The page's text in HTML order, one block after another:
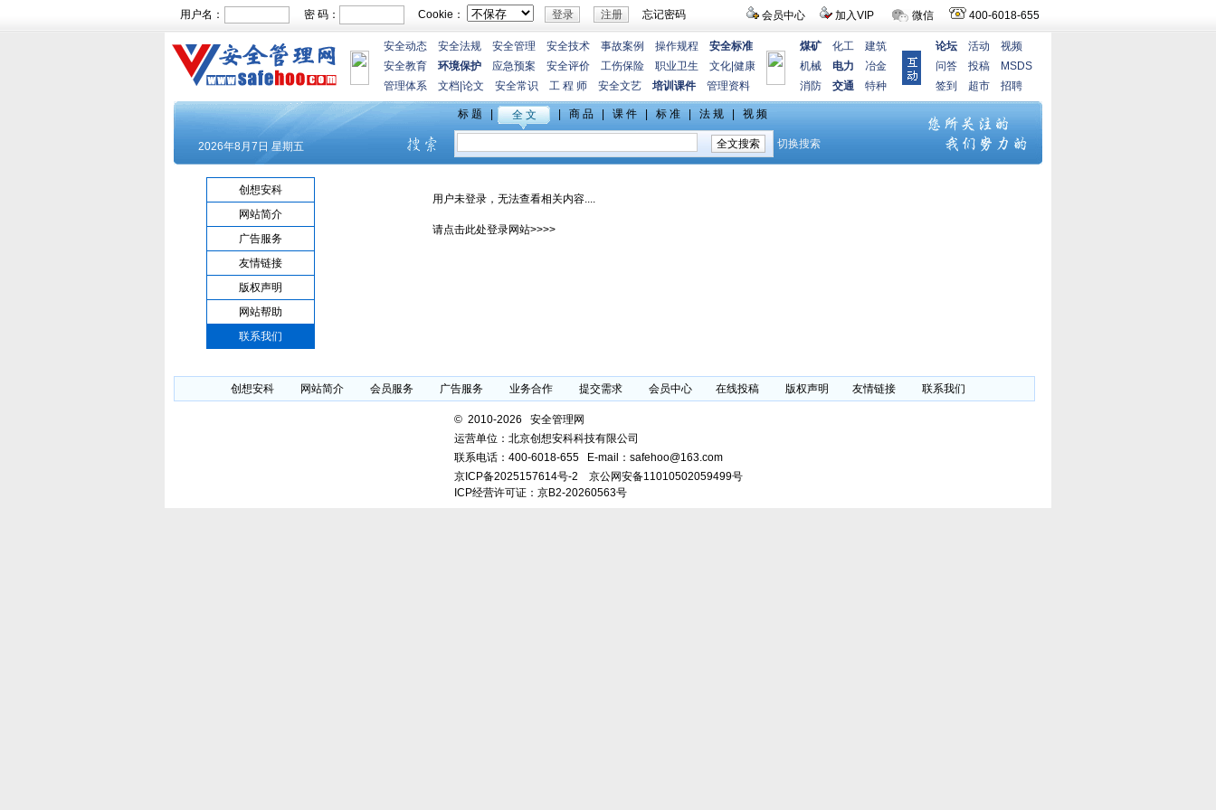
会员中心 加入VIP 微信 400-6018-655
用户名： 密 码： Cookie： 忘记密码
安全动态 安全法规 安全管理 安全技术 事故案例 操作规程
安全标准
安全教育
环境保护 应急预案 安全评价 工伤保险 职业卫生 文化 健康
管理体系
文档 论文 安全常识 工 程 师 安全文艺 培训课件 管理资料
煤矿 化工
建筑
机械
电力
冶金
消防
交通 特种
论坛 活动
视频
问答
投稿
MSDS
签到
超市 招聘
创想安科
网站简介
广告服务
友情链接
版权声明
网站帮助
联系我们
用户未登录，无法查看相关内容....
请点击此处登录网站>>>>
创想安科 网站简介 会员服务 广告服务 业务合作 提交需求 会员中心 在线投稿 版权声明 友情链接 联系我们
© 2010-2026 安全管理网
运营单位：北京创想安科科技有限公司
联系电话： 400-6018-655 E-mail：safehoo@163.com
京ICP备2025157614号-2
京公网安备11010502059499号
ICP经营许可证：京B2-20260563号